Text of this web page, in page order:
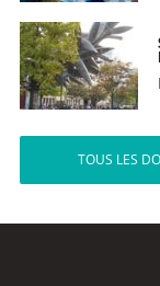
TOUS LES